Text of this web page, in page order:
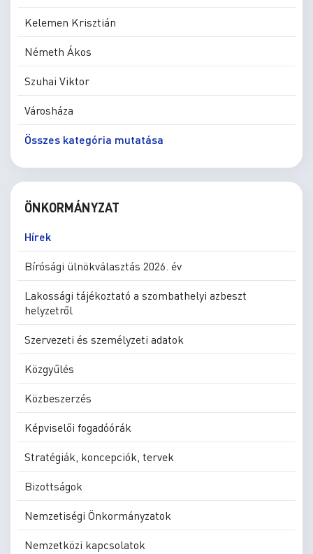
Kelemen Krisztián
Németh Ákos
Szuhai Viktor
Városháza
Összes kategória mutatása
ÖNKORMÁNYZAT
Hírek
Bírósági ülnökválasztás 2026. év
Lakossági tájékoztató a szombathelyi azbeszt
helyzetről
Szervezeti és személyzeti adatok
Közgyűlés
Közbeszerzés
Képviselői fogadóórák
Stratégiák, koncepciók, tervek
Bizottságok
Nemzetiségi Önkormányzatok
Nemzetközi kapcsolatok